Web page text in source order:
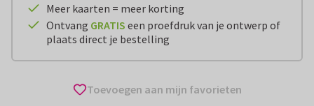
Meer kaarten = meer korting
Ontvang GRATIS een proefdruk van je ontwerp of
plaats direct je bestelling
Toevoegen aan mijn favorieten